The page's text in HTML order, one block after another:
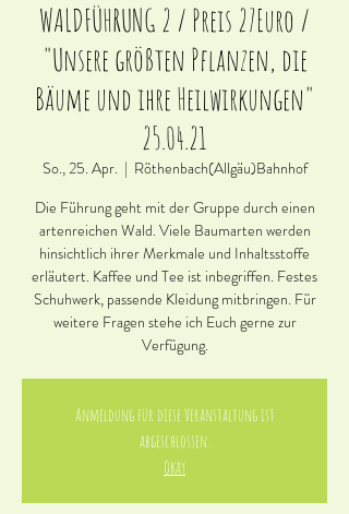
WALDFÜHRUNG 2 / Preis 27Euro /
"Unsere größten Pflanzen, die
Bäume und ihre Heilwirkungen"
25.04.21
So., 25. Apr.
  |
Röthenbach(Allgäu)Bahnhof
Die Führung geht mit der Gruppe durch einen
artenreichen Wald. Viele Baumarten werden
hinsichtlich ihrer Merkmale und Inhaltsstoffe
erläutert. Kaffee und Tee ist inbegriffen. Festes
Schuhwerk, passende Kleidung mitbringen. Für
weitere Fragen stehe ich Euch gerne zur
Verfügung.
Anmeldung für diese Veranstaltung ist
abgeschlossen.
Okay